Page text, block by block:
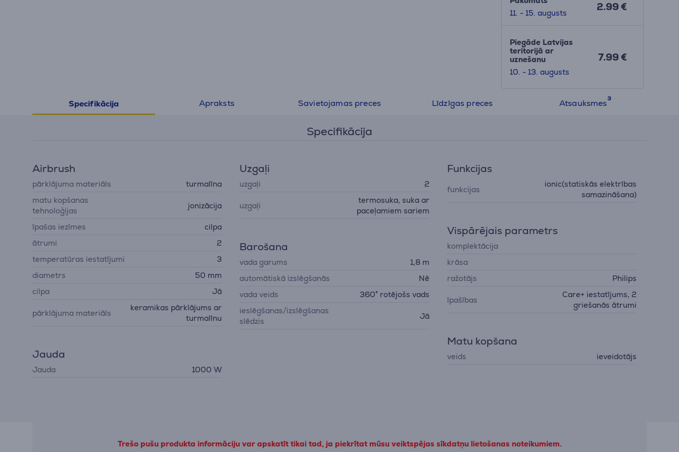
11. - 15. augusts
2.99 €
Piegāde Latvijas
teritorijā ar
uznešanu
10. - 13. augusts
7.99 €
Specifikācija Apraksts Savietojamas preces Līdzīgas preces Atsauksmes
Specifikācija
Airbrush
pārklājuma materiāls
turmalīna
matu kopšanas
tehnoloģijas
jonizācija
īpašas iezīmes
cilpa
ātrumi
2
temperatūras iestatījumi
3
diametrs
50 mm
cilpa
Jā
pārklājuma materiāls
keramikas pārklājums ar
turmalīnu
Jauda
Jauda 1000 W
Uzgaļi
uzgaļi 2
uzgaļi
termosuka, suka ar
paceļamiem sariem
Barošana
vada garums
1,8 m
automātiskā izslēgšanās
Nē
vada veids
360° rotējošs vads
ieslēgšanas/izslēgšanas
slēdzis
Jā
Funkcijas
funkcijas
ionic(statiskās elektrības
samazināšana)
Vispārējais parametrs
komplektācija
krāsa
ražotājs
Philips
īpašības
Care+ iestatījums, 2
griešanās ātrumi
Matu kopšana
veids ieveidotājs
Trešo pušu produkta informāciju var apskatīt tikai tad, ja piekrītat mūsu veiktspējas sīkdatņu lietošanas noteikumiem.